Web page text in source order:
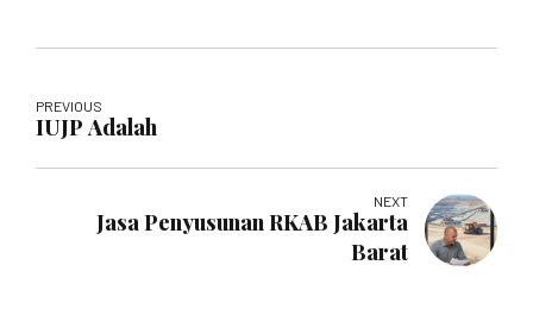
PREVIOUS
IUJP Adalah
NEXT
Jasa Penyusunan RKAB Jakarta
Barat